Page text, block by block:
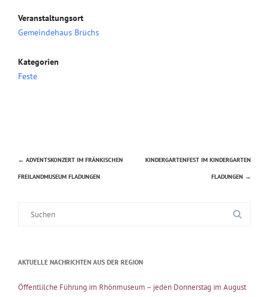
Veranstaltungsort
Gemeindehaus Brüchs
Kategorien
Feste
Beitragsnavigation
← ADVENTSKONZERT IM FRÄNKISCHEN
FREILANDMUSEUM FLADUNGEN
KINDERGARTENFEST IM KINDERGARTEN
FLADUNGEN →
AKTUELLE NACHRICHTEN AUS DER REGION
Öffentlilche Führung im Rhönmuseum – jeden Donnerstag im August